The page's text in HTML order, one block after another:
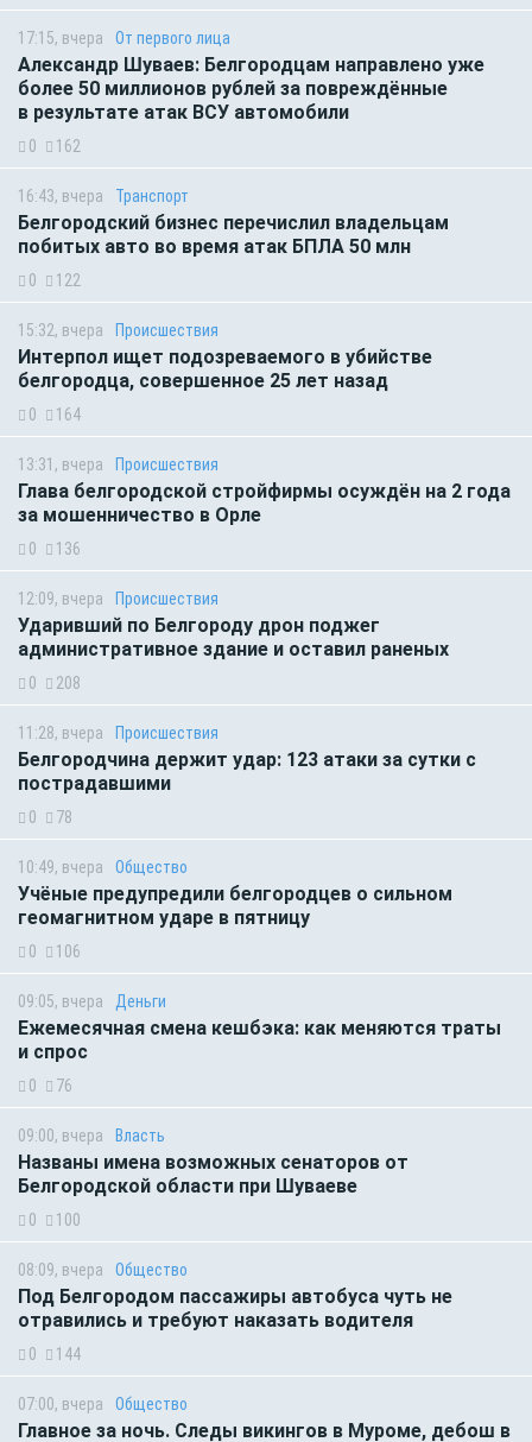
17:15, вчера От первого лица
Александр Шуваев: Белгородцам направлено уже
более 50 миллионов рублей за повреждённые
в результате атак ВСУ автомобили
0 162
16:43, вчера Транспорт
Белгородский бизнес перечислил владельцам
побитых авто во время атак БПЛА 50 млн
0 122
15:32, вчера Происшествия
Интерпол ищет подозреваемого в убийстве
белгородца, совершенное 25 лет назад
0 164
13:31, вчера Происшествия
Глава белгородской стройфирмы осуждён на 2 года
за мошенничество в Орле
0 136
12:09, вчера Происшествия
Ударивший по Белгороду дрон поджег
административное здание и оставил раненых
0 208
11:28, вчера Происшествия
Белгородчина держит удар: 123 атаки за сутки с
пострадавшими
0 78
10:49, вчера Общество
Учёные предупредили белгородцев о сильном
геомагнитном ударе в пятницу
0 106
09:05, вчера Деньги
Ежемесячная смена кешбэка: как меняются траты
и спрос
0 76
09:00, вчера Власть
Названы имена возможных сенаторов от
Белгородской области при Шуваеве
0 100
08:09, вчера Общество
Под Белгородом пассажиры автобуса чуть не
отравились и требуют наказать водителя
0 144
07:00, вчера Общество
Главное за ночь. Следы викингов в Муроме, дебош в